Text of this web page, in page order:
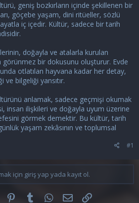
geniş bozkırların içinde şekillenen bir
göçebe yaşam, dini ritüeller, sözlü
iç içedir. Kültür, sadece bir tarih
doğayla ve atalarla kurulan
görünmez bir dokusunu oluşturur. Evde
otlatılan hayvana kadar her detay,
bilgeliği yansıtır.
anlamak, sadece geçmişi okumak
insan ilişkileri ve doğayla uyum üzerine
görmek demektir. Bu kültür, tarih
yaşam zekâsının ve toplumsal
#1
için giriş yap yada kayıt ol.
PinterestTumblrWhatsApp
E-postaLink